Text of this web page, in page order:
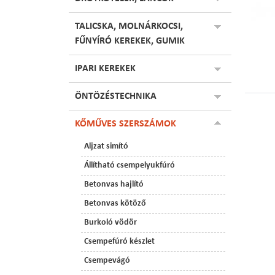
TALICSKA, MOLNÁRKOCSI,
FŰNYÍRÓ KEREKEK, GUMIK
IPARI KEREKEK
ÖNTÖZÉSTECHNIKA
KŐMŰVES SZERSZÁMOK
Aljzat simító
Állítható csempelyukfúró
Betonvas hajlító
Betonvas kötöző
Burkoló vödör
Csempefúró készlet
Csempevágó